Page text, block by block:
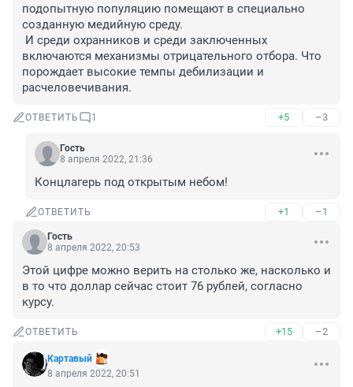
подопытную популяцию помещают в специально
созданную медийную среду.
И среди охранников и среди заключенных
включаются механизмы отрицательного отбора. Что
порождает высокие темпы дебилизации и
расчеловечивания.
ОТВЕТИТЬ 1 +5 –3
Гость
8 апреля 2022, 21:36
Концлагерь под открытым небом!
ОТВЕТИТЬ +1 –1
Гость
8 апреля 2022, 20:53
Этой цифре можно верить на столько же, насколько и
в то что доллар сейчас стоит 76 рублей, согласно
курсу.
ОТВЕТИТЬ +15 –2
Картавый
8 апреля 2022, 20:51